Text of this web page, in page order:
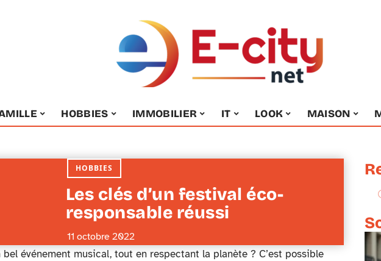
HOBBIES IMMOBILIER IT LOOK MAISON
HOBBIES
Les clés d’un festival éco-
responsable réussi
11 octobre 2022
événement musical, tout en respectant la planète ? C’est possible